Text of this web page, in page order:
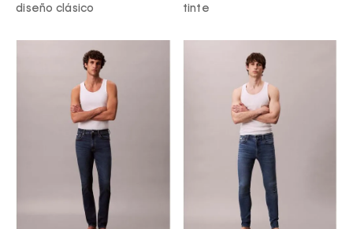
diseño clásico
tinte